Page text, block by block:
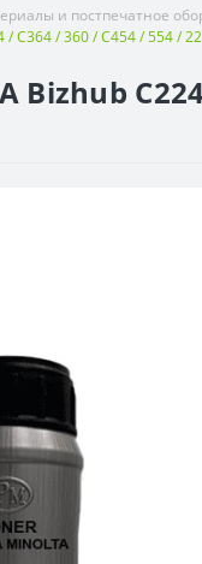
и постпечатное
/ C364 / 360 / C454 / 554 /
Bizhub